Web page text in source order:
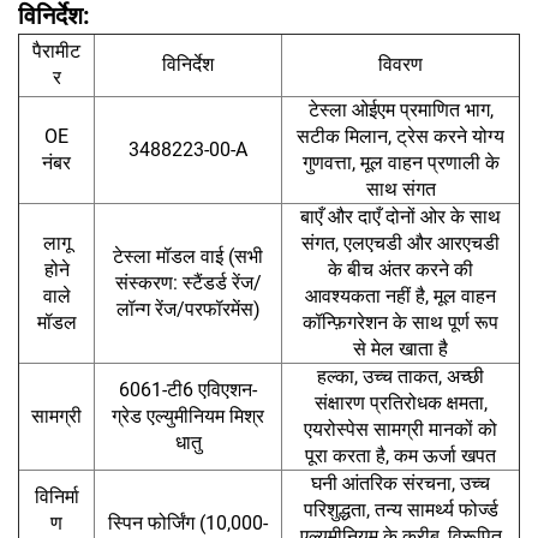
विनिर्देश:
पैरामीट
र
विनिर्देश विवरण
OE
नंबर
3488223-00-A
टेस्ला ओईएम प्रमाणित भाग,
सटीक मिलान, ट्रेस करने योग्य
गुणवत्ता, मूल वाहन प्रणाली के
साथ संगत
लागू
होने
वाले
मॉडल
टेस्ला मॉडल वाई (सभी
संस्करण: स्टैंडर्ड रेंज/
लॉन्ग रेंज/परफॉरमेंस)
बाएँ और दाएँ दोनों ओर के साथ
संगत, एलएचडी और आरएचडी
के बीच अंतर करने की
आवश्यकता नहीं है, मूल वाहन
कॉन्फ़िगरेशन के साथ पूर्ण रूप
से मेल खाता है
सामग्री
6061-टी6 एविएशन-
ग्रेड एल्युमीनियम मिश्र
धातु
हल्का, उच्च ताकत, अच्छी
संक्षारण प्रतिरोधक क्षमता,
एयरोस्पेस सामग्री मानकों को
पूरा करता है, कम ऊर्जा खपत
विनिर्मा
ण
स्पिन फोर्जिंग (10,000-
घनी आंतरिक संरचना, उच्च
परिशुद्धता, तन्य सामर्थ्य फोर्ज्ड